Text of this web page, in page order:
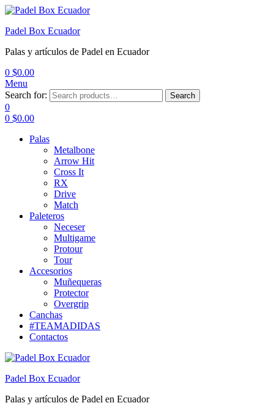
Padel Box Ecuador
Palas y artículos de Padel en Ecuador
0 $0.00
Menu
Search for:
Search
0
0 $0.00
Palas
Metalbone
Arrow Hit
Cross It
RX
Drive
Match
Paleteros
Neceser
Multigame
Protour
Tour
Accesorios
Muñequeras
Protector
Overgrip
Canchas
#TEAMADIDAS
Contactos
Padel Box Ecuador
Palas y artículos de Padel en Ecuador